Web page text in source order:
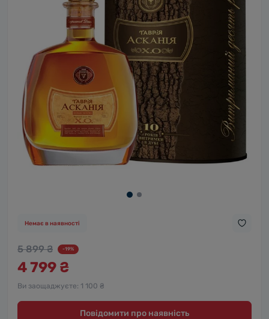
Немає в наявності
5 899 ₴ -19%
4 799 ₴
Ви заощаджуєте: 1 100 ₴
Повідомити про наявність